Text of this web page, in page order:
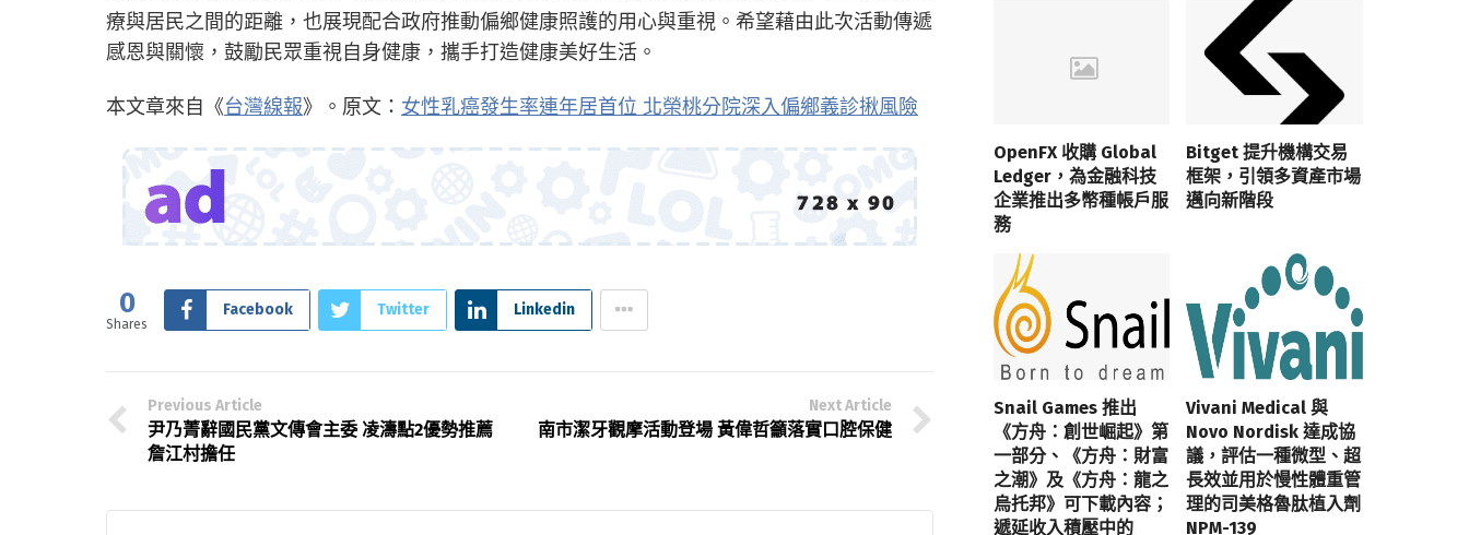
療與居民之間的距離，也展現配合政府推動偏鄉健康照護的用心與重視。希望藉由此次活動傳遞
感恩與關懷，鼓勵民眾重視自身健康，攜手打造健康美好生活。
本文章來自《台灣線報》。原文： 女性乳癌發生率連年居首位 北榮桃分院深入偏鄉義診揪風險
0
Shares
Facebook Twitter Linkedin
Previous Article
尹乃菁辭國民黨文傳會主委 凌濤點2優勢推薦
詹江村擔任
Next Article
南市潔牙觀摩活動登場 黃偉哲籲落實口腔保健
OpenFX 收購 Global
Ledger，為金融科技
企業推出多幣種帳戶服
務
Bitget 提升機構交易
框架，引領多資產市場
邁向新階段
Snail Games 推出
《方舟：創世崛起》第
一部分、《方舟：財富
之潮》及《方舟：龍之
烏托邦》可下載內容；
遞延收入積壓中的
Vivani Medical 與
Novo Nordisk 達成協
議，評估一種微型、超
長效並用於慢性體重管
理的司美格魯肽植入劑
NPM-139